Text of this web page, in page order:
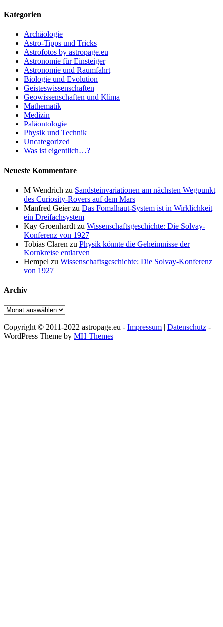
Kategorien
Archäologie
Astro-Tipps und Tricks
Astrofotos by astropage.eu
Astronomie für Einsteiger
Astronomie und Raumfahrt
Biologie und Evolution
Geisteswissenschaften
Geowissenschaften und Klima
Mathematik
Medizin
Paläontologie
Physik und Technik
Uncategorized
Was ist eigentlich…?
Neueste Kommentare
M Wendrich zu Sandsteinvariationen am nächsten Wegpunkt
des Curiosity-Rovers auf dem Mars
Manfred Geierzu Das Fomalhaut-System ist in Wirklichkeit
ein Dreifachsystem
Kay Groenhardt zu Wissenschaftsgeschichte: Die Solvay-
Konferenz von 1927
Tobias Claren zu Physik könnte die Geheimnisse der
Kornkreise entlarven
Hempel zu Wissenschaftsgeschichte: Die Solvay-Konferenz
von 1927
Archiv
Archiv
Copyright © 2011-2022 astropage.eu - Impressum | Datenschutz -
WordPress Theme by MH Themes